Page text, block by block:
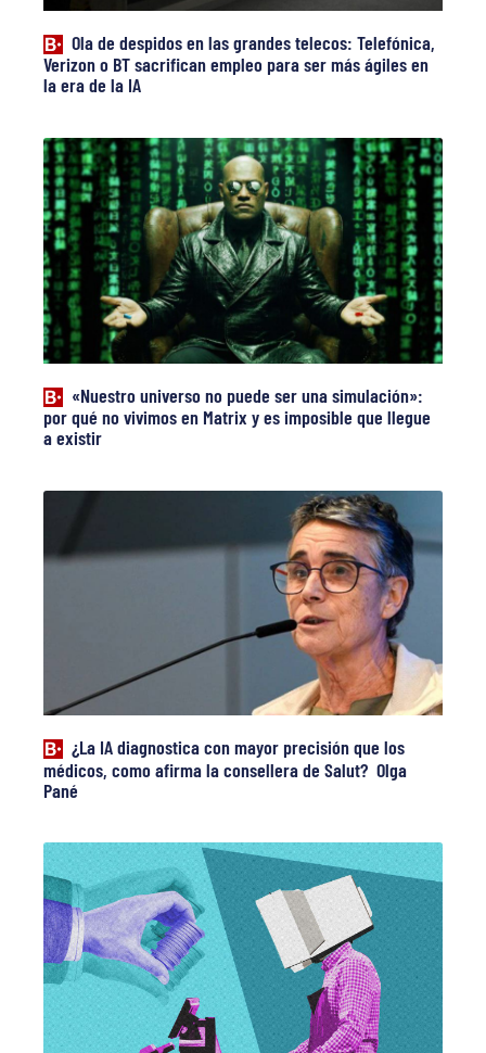
Ola de despidos en las grandes telecos: Telefónica,
Verizon o BT sacrifican empleo para ser más ágiles en
la era de la IA
«Nuestro universo no puede ser una simulación»:
por qué no vivimos en Matrix y es imposible que llegue
a existir
¿La IA diagnostica con mayor precisión que los
médicos, como afirma la consellera de Salut? Olga
Pané